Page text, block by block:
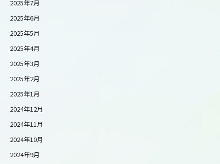
2025年7月
2025年6月
2025年5月
2025年4月
2025年3月
2025年2月
2025年1月
2024年12月
2024年11月
2024年10月
2024年9月